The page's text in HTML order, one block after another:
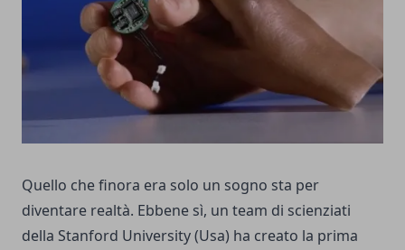
Quello che finora era solo un sogno sta per
diventare realtà. Ebbene sì, un team di scienziati
della Stanford University (Usa) ha creato la prima